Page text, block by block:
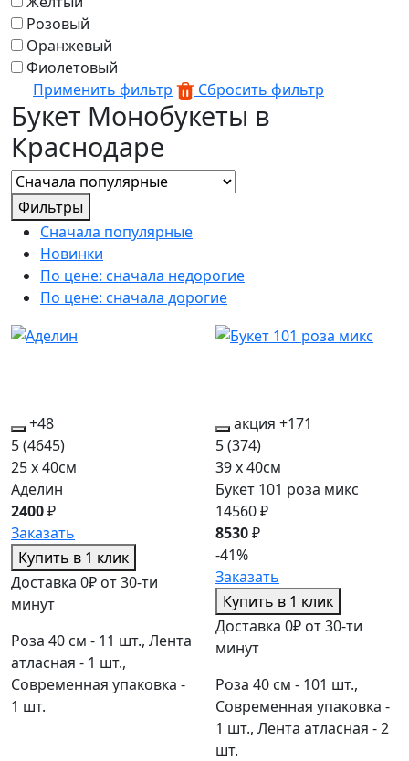
Розовый
Оранжевый
Фиолетовый
Применить фильтр
Сбросить фильтр
Букет Монобукеты в
Краснодаре
Фильтры
Сначала популярные
Новинки
По цене: сначала недорогие
По цене: сначала дорогие
+48
5(4645)
25 x 40см
Аделин
2400₽
Заказать
Купить в 1 клик
Доставка 0₽ от 30-ти
минут
Роза 40 см - 11 шт., Лента
атласная - 1 шт.,
Современная упаковка -
1 шт.
акция +171
5(374)
39 x 40см
Букет 101 роза микс
14560 ₽
8530₽
-41%
Заказать
Купить в 1 клик
Доставка 0₽ от 30-ти
минут
Роза 40 см - 101 шт.,
Современная упаковка -
1 шт., Лента атласная - 2
шт.